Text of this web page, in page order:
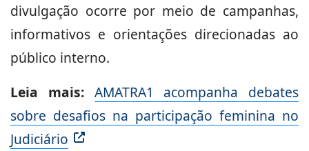
divulgação ocorre por meio de campanhas,
informativos e orientações direcionadas ao
público interno.
Leia mais: AMATRA1 acompanha debates
sobre desafios na participação feminina no
Judiciário